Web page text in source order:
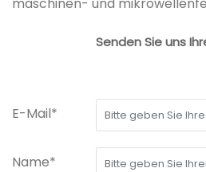
Senden Sie uns
E-Mail*
Name*